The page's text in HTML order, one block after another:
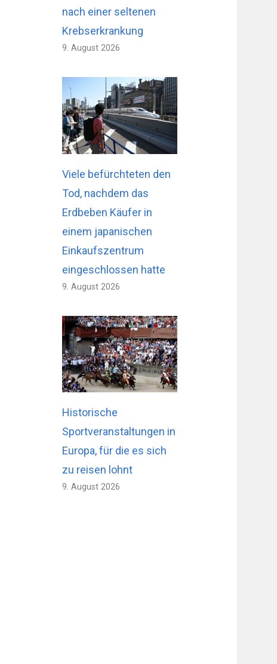
nach einer seltenen
Krebserkrankung
9. August 2026
Viele befürchteten den
Tod, nachdem das
Erdbeben Käufer in
einem japanischen
Einkaufszentrum
eingeschlossen hatte
9. August 2026
Historische
Sportveranstaltungen in
Europa, für die es sich
zu reisen lohnt
9. August 2026